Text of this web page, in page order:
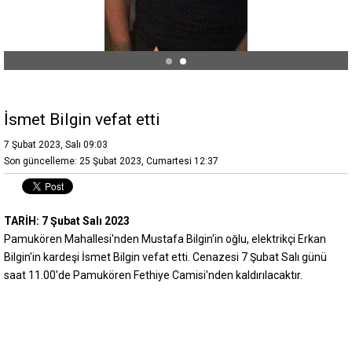
İsmet Bilgin vefat etti
7 Şubat 2023, Salı 09:03
Son güncelleme: 25 Şubat 2023, Cumartesi 12:37
TARİH: 7 Şubat Salı 2023
Pamukören Mahallesi'nden Mustafa Bilgin'in oğlu, elektrikçi Erkan
Bilgin'in kardeşi İsmet Bilgin vefat etti. Cenazesi 7 Şubat Salı günü
saat 11.00'de Pamukören Fethiye Camisi'nden kaldırılacaktır.